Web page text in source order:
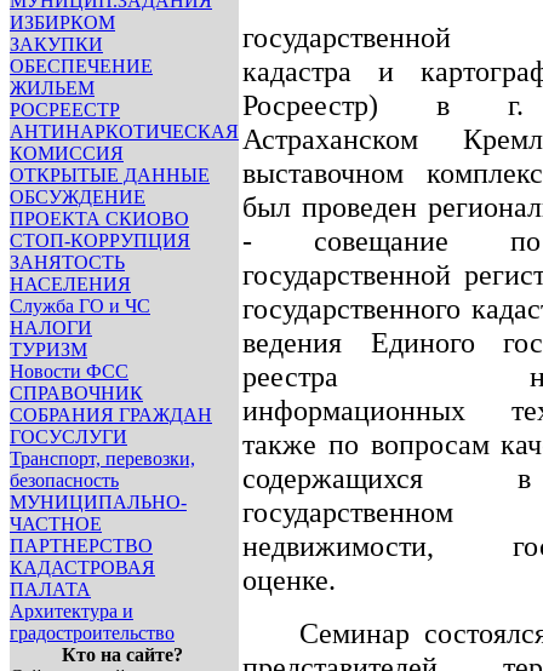
ИЗБИРКОМ
ЗАКУПКИ
ОБЕСПЕЧЕНИЕ
ЖИЛЬЕМ
РОСРЕЕСТР
АНТИНАРКОТИЧЕСКАЯ
КОМИССИЯ
ОТКРЫТЫЕ ДАННЫЕ
ОБСУЖДЕНИЕ
ПРОЕКТА СКИОВО
СТОП-КОРРУПЦИЯ
ЗАНЯТОСТЬ
НАСЕЛЕНИЯ
Служба ГО и ЧС
НАЛОГИ
ТУРИЗМ
Новости ФСС
СПРАВОЧНИК
СОБРАНИЯ ГРАЖДАН
ГОСУСЛУГИ
Транспорт, перевозки,
безопасность
МУНИЦИПАЛЬНО-
ЧАСТНОЕ
ПАРТНЕРСТВО
КАДАСТРОВАЯ
ПАЛАТА
Архитектура и
градостроительство
Кто на сайте?
государственной
кадастра и
Росреестр) в г.
Астраханском
выставочном
был проведен
- совещание по
государственной
государственного
ведения Единого
реестра
информационных
также по вопросам
содержащихся
недвижимости,
оценке.
Семинар